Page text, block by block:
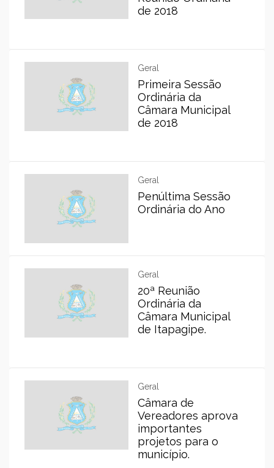
de 2018
Geral
Primeira Sessão
Ordinária da
Câmara Municipal
de 2018
Geral
Penúltima Sessão
Ordinária do Ano
Geral
20ª Reunião
Ordinária da
Câmara Municipal
de Itapagipe.
Geral
Câmara de
Vereadores aprova
importantes
projetos para o
município.